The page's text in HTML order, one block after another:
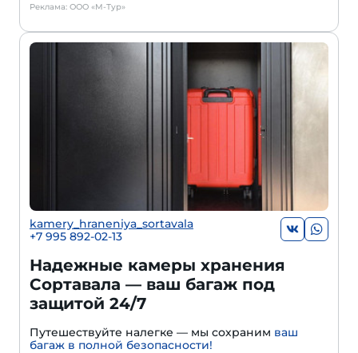
Реклама: ООО «М-Тур»
kamery_hraneniya_sortavala
+7 995 892-02-13
Надежные камеры хранения
Сортавала — ваш багаж под
защитой 24/7
Путешествуйте налегке — мы сохраним ваш
багаж в полной безопасности!